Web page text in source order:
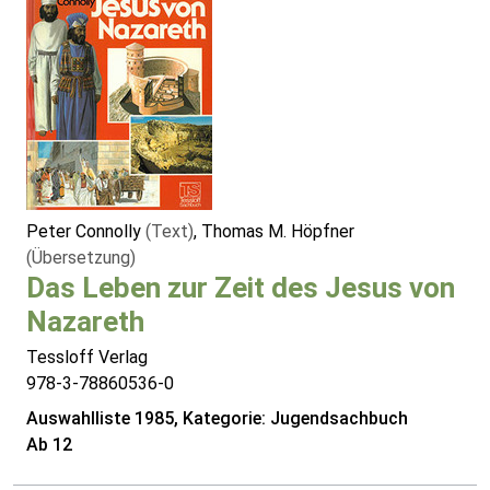
Peter Connolly (Text), Thomas M. Höpfner
(Übersetzung)
Das Leben zur Zeit des Jesus von
Nazareth
Tessloff Verlag
978-3-78860536-0
Auswahlliste 1985, Kategorie: Jugendsachbuch
Ab 12